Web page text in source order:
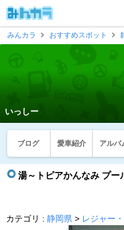
みんカラ
おすすめスポット
いっしー
ブログ 愛車紹介 アルバ
湯～トピアかんなみ プー
カテゴリ : 静岡県 > レジャー